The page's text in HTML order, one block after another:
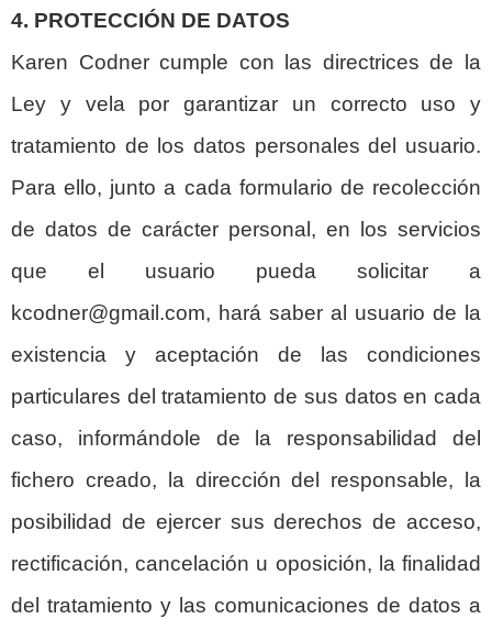
4. PROTECCIÓN DE DATOS
Karen Codner cumple con las directrices de la
Ley y vela por garantizar un correcto uso y
tratamiento de los datos personales del usuario.
Para ello, junto a cada formulario de recolección
de datos de carácter personal, en los servicios
que el usuario pueda solicitar a
kcodner@gmail.com, hará saber al usuario de la
existencia y aceptación de las condiciones
particulares del tratamiento de sus datos en cada
caso, informándole de la responsabilidad del
fichero creado, la dirección del responsable, la
posibilidad de ejercer sus derechos de acceso,
rectificación, cancelación u oposición, la finalidad
del tratamiento y las comunicaciones de datos a